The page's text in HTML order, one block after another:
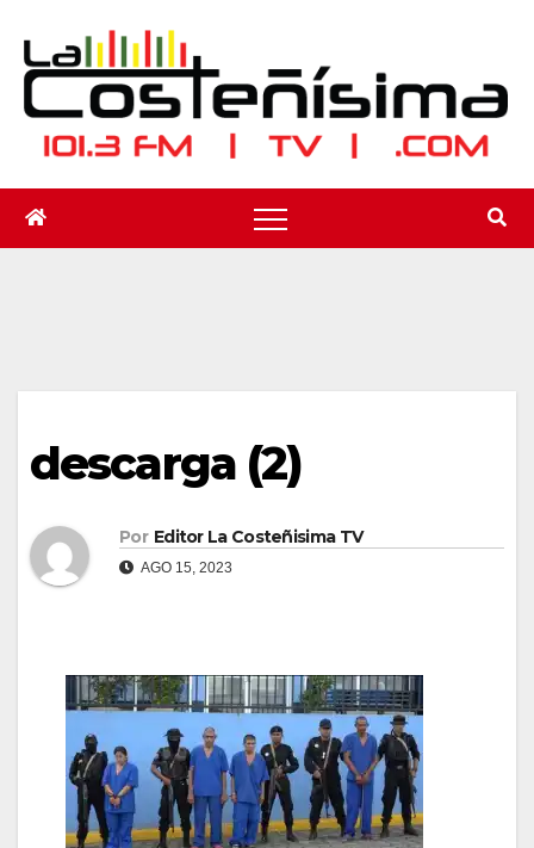
contenido
descarga (2)
Por Editor La Costeñisima TV
AGO 15, 2023